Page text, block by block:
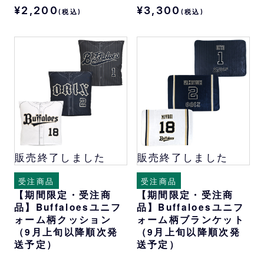
¥2,200 (税込) ¥3,300 (税込)
販売終了しました
受注商品
【期間限定・受注商
品】Buffaloesユニフ
ォーム柄クッション
（9月上旬以降順次発
送予定）
販売終了しました
受注商品
【期間限定・受注商
品】Buffaloesユニフ
ォーム柄ブランケット
（9月上旬以降順次発
送予定）